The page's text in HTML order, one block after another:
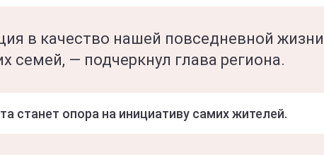
в качество нашей повседневной
семей, — подчеркнул глава региона.
станет опора на инициативу самих жителей.